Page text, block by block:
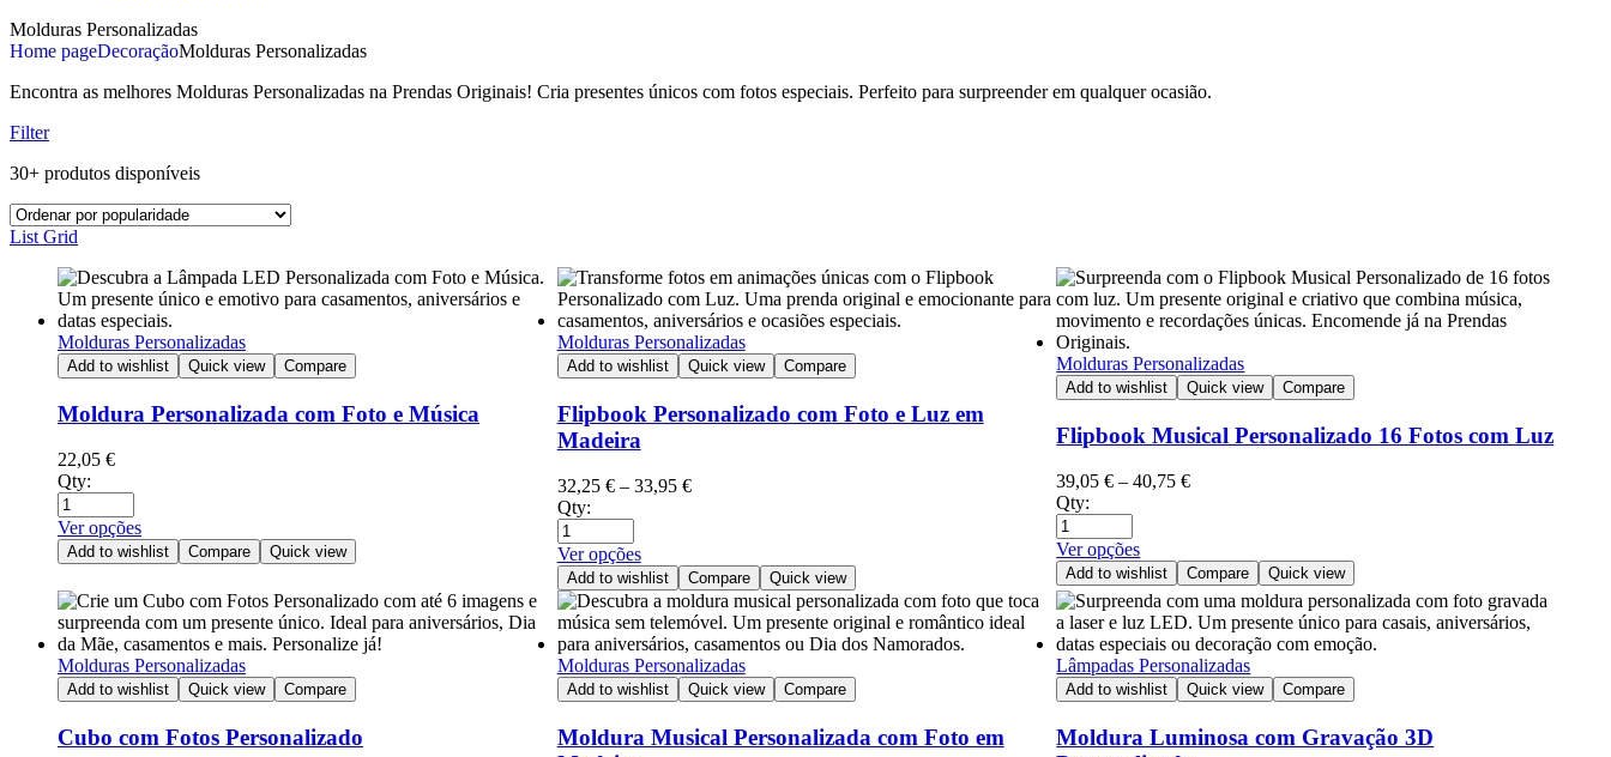
Molduras Personalizadas
Home pageDecoraçãoMolduras Personalizadas
Encontra as melhores Molduras Personalizadas na Prendas Originais! Cria presentes únicos com fotos especiais. Perfeito para surpreender em qualquer ocasião.
Filter
30+ produtos disponíveis
List Grid
Molduras Personalizadas
Add to wishlist Quick view Compare
Moldura Personalizada com Foto e Música
22,05 €
Qty:
Ver opções
Add to wishlist Compare Quick view
Molduras Personalizadas
Add to wishlist Quick view Compare
Flipbook Personalizado com Foto e Luz em
Madeira
32,25 €– 33,95 €
Qty:
Ver opções
Add to wishlist Compare Quick view
Molduras Personalizadas
Add to wishlist Quick view Compare
Flipbook Musical Personalizado 16 Fotos com Luz
39,05€ –40,75€
Qty:
Ver opções
Add to wishlist Compare Quick view
Molduras Personalizadas
Add to wishlist Quick view Compare
Cubo com Fotos Personalizado
Molduras Personalizadas
Add to wishlist Quick view Compare
Moldura Musical Personalizada com Foto em
Lâmpadas Personalizadas
Add to wishlist Quick view Compare
Moldura Luminosa com Gravação 3D